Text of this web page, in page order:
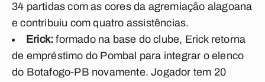
34 partidas com as cores da agremiação alagoana
e contribuiu com quatro assistências.
Erick:formado na base do clube, Erick retorna
de empréstimo do Pombal para integrar o elenco
do Botafogo-PB novamente. Jogador tem 20